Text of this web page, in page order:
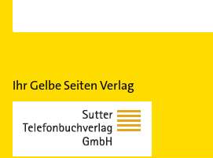
Ihr Gelbe Seiten Verlag